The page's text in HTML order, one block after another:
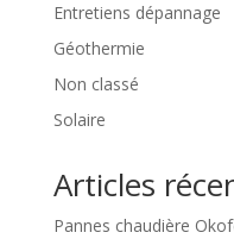
Entretiens dépannage
Géothermie
Non classé
Solaire
Articles
Pannes chaudière